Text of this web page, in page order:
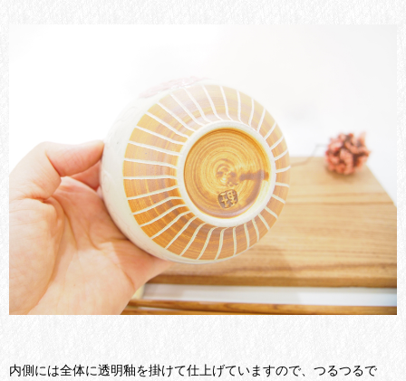
内側には全体に透明釉を掛けて仕上げていますので、つるつるで